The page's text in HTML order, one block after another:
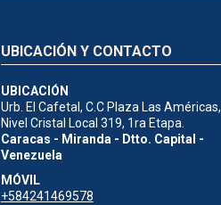
UBICACIÓN Y CONTACTO
UBICACIÓN
Urb. El Cafetal, C.C Plaza Las Américas,
Nivel Cristal Local 319, 1ra Etapa.
Caracas - Miranda - Dtto. Capital -
Venezuela
MÓVIL
+584241469578